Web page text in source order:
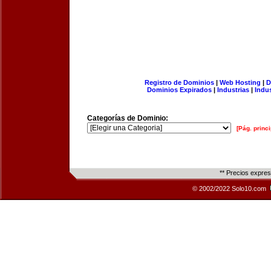
Registro de Dominios| Web Hosting |
Dominios Expirados | Industrias |
Categorías de Dominio:
[Pág.
** Precios
© 2002/2022 Solo10.com